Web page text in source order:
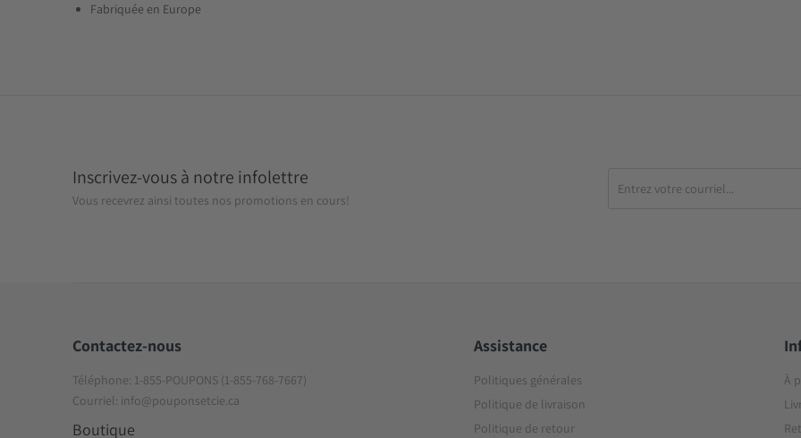
Fabriquée en Europe
Inscrivez-vous à notre infolettre
Vous recevrez ainsi toutes nos promotions en cours!
Contactez-nous
Téléphone: 1-855-POUPONS (1-855-768-7667)
Courriel: info@pouponsetcie.ca
Boutique
Assistance
Politiques générales
Politique de livraison
Politique de retour
À